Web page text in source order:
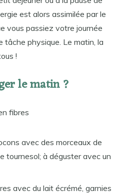
est alors assimilée par le
vous passiez votre journée
tâche physique. Le matin, la
!
le matin ?
fibres
avec des morceaux de
tournesol; à déguster avec un
avec du lait écrémé, garnies